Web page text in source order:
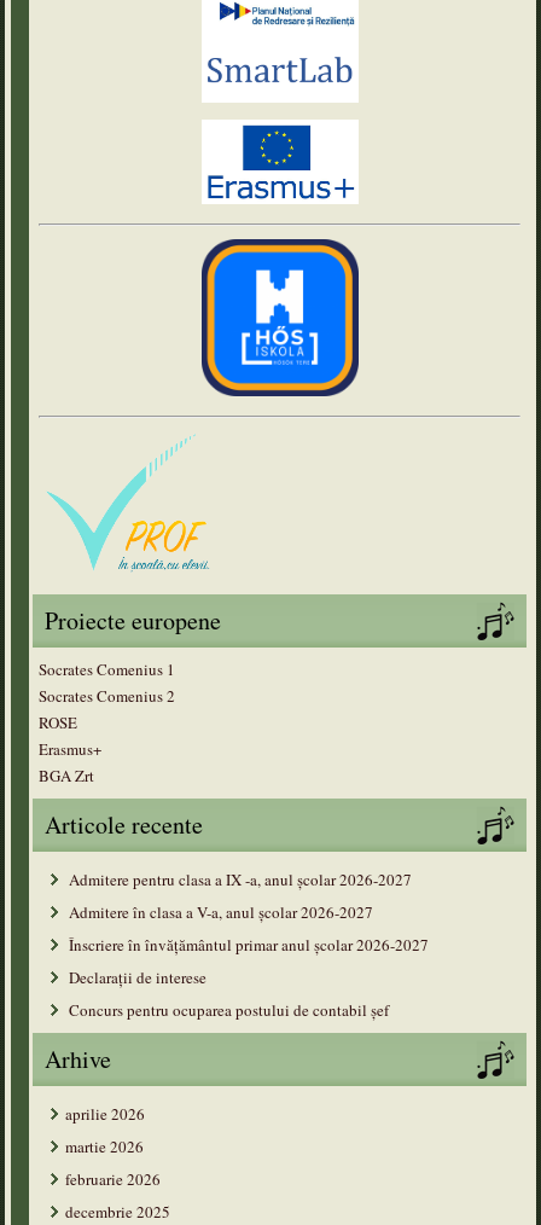
Proiecte europene
Socrates Comenius 1
Socrates Comenius 2
ROSE
Erasmus+
BGA Zrt
Articole recente
Admitere pentru clasa a IX -a, anul școlar 2026-2027
Admitere în clasa a V-a, anul şcolar 2026-2027
Înscriere în învățământul primar anul şcolar 2026-2027
Declarații de interese
Concurs pentru ocuparea postului de contabil șef
Arhive
aprilie 2026
martie 2026
februarie 2026
decembrie 2025